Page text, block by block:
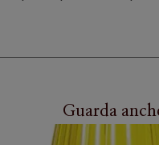
Guarda